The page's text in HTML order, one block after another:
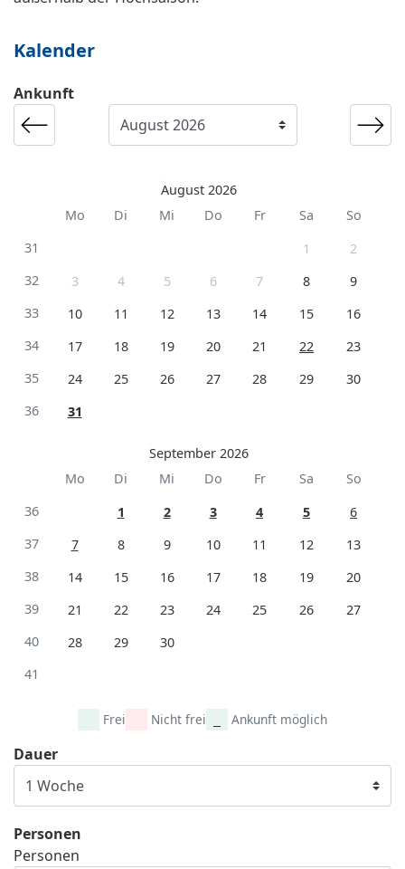
Kalender
Ankunft
August 2026
Mo
Di Mi Do Fr Sa
So
31
1
2
32
3 4 5 6 7 8
9
33
10 11 12 13 14 15
16
34
17 18 19 20 21 22
23
35
24 25 26 27 28 29
30
36
31
September 2026
Mo
Di Mi Do Fr Sa
So
36
1 2 3 4 5
6
37
7 8 9 10 11 12
13
38
14 15 16 17 18 19
20
39
21 22 23 24 25 26
27
40
28 29
30
41
Frei Nicht frei Ankunft möglich
Dauer
Personen
Personen